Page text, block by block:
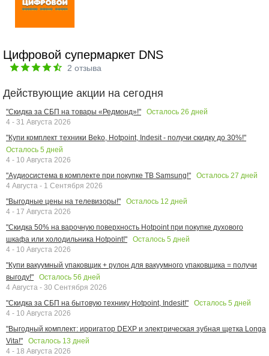
Цифровой супермаркет DNS
2 отзыва
Действующие акции на сегодня
"Скидка за СБП на товары «Редмонд»!" Осталось 26 дней
4 - 31 Августа 2026
"Купи комплект техники Beko, Hotpoint, Indesit - получи скидку до 30%!"
Осталось 5 дней
4 - 10 Августа 2026
"Аудиосистема в комплекте при покупке ТВ Samsung!"
Осталось 27 дней
4 Августа - 1 Сентября 2026
"Выгодные цены на телевизоры!"
Осталось 12 дней
4 - 17 Августа 2026
"Скидка 50% на варочную поверхность Hotpoint при покупке духового
шкафа или холодильника Hotpoint!"
Осталось 5 дней
4 - 10 Августа 2026
"Купи вакуумный упаковщик + рулон для вакуумного упаковщика = получи
выгоду!"
Осталось 56 дней
4 Августа - 30 Сентября 2026
"Скидка за СБП на бытовую технику Hotpoint, Indesit!"
Осталось 5 дней
4 - 10 Августа 2026
"Выгодный комплект: ирригатор DEXP и электрическая зубная щетка Longa
Vita!"
Осталось 13 дней
4 - 18 Августа 2026